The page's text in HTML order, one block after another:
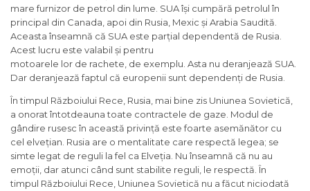
mare furnizor de petrol din lume. SUA își cumpără petrolul în
principal din Canada, apoi din Rusia, Mexic și Arabia Saudită.
Aceasta înseamnă că SUA este parțial dependentă de Rusia.
Acest lucru este valabil și pentru
motoarele lor de rachete, de exemplu. Asta nu deranjează SUA.
Dar deranjează faptul că europenii sunt dependenți de Rusia.
În timpul Războiului Rece, Rusia, mai bine zis Uniunea Sovietică,
a onorat întotdeauna toate contractele de gaze. Modul de
gândire rusesc în această privință este foarte asemănător cu
cel elvețian. Rusia are o mentalitate care respectă legea; se
simte legat de reguli la fel ca Elveția. Nu înseamnă că nu au
emoții, dar atunci când sunt stabilite reguli, le respectă. În
timpul Războiului Rece, Uniunea Sovietică nu a făcut niciodată